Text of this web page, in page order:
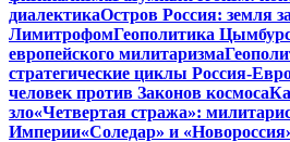
диалектикаОстров Россия: земля
ЛимитрофомГеополитика
европейского милитаризма
стратегические циклы Россия-
человек против Законов космоса
зло«Четвертая стража»:
Империи«Соледар» и